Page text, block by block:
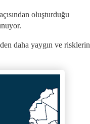
oluşturduğu
daha yaygın ve risklerin